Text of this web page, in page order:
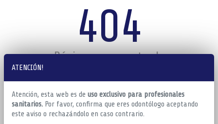
ATENCIÓN!
Atención, esta web es de uso exclusivo para profesionales
sanitarios. Por favor, confirma que eres odontólogo aceptando
este aviso o rechazándolo en caso contrario.
404
Página no encontrada